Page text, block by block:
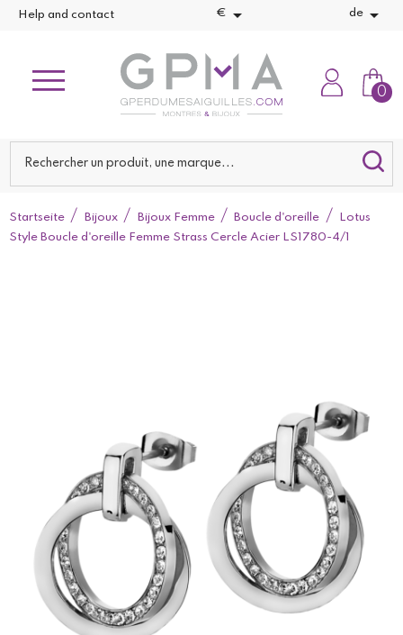
Help and contact €  de 
0
Startseite Bijoux Bijoux Femme Boucle d'oreille
Lotus
Style Boucle d'oreille Femme Strass Cercle Acier LS1780-4/1